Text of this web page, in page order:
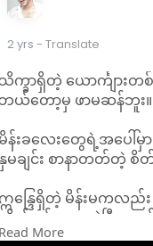
2 yrs - Translate
က္ခာရှိတဲ့ ယောင်္ကျား
ယ်တော့မှ ဖာမဆန်ဘူး။
န်းခလေးတွေရဲ့အပေါ်မှာ
မချင်း စာနာတတ်တဲ့
န္ဒြေရှိတဲ့ မိန်းမကလည်း
ယ့်ချစ်သူကလွဲပြီး ဘယ်ယ
More